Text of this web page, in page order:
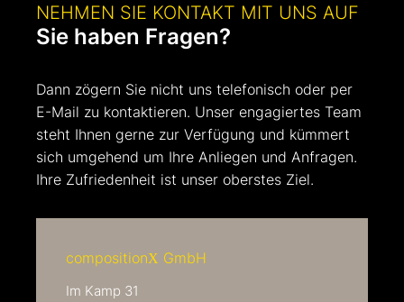
Sie haben Fragen?
NEHMEN SIE KONTAKT MIT UNS AUF
Dann zögern Sie nicht uns telefonisch oder per
E-Mail zu kontaktieren. Unser engagiertes Team
steht Ihnen gerne zur Verfügung und kümmert
sich umgehend um Ihre Anliegen und Anfragen.
Ihre Zufriedenheit ist unser oberstes Ziel.
compositionX GmbH
Im Kamp 31